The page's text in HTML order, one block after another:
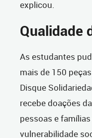
explicou.
Qualidade
As estudantes
mais de 150
Disque
recebe doações
pessoas e
vulnerabilidade